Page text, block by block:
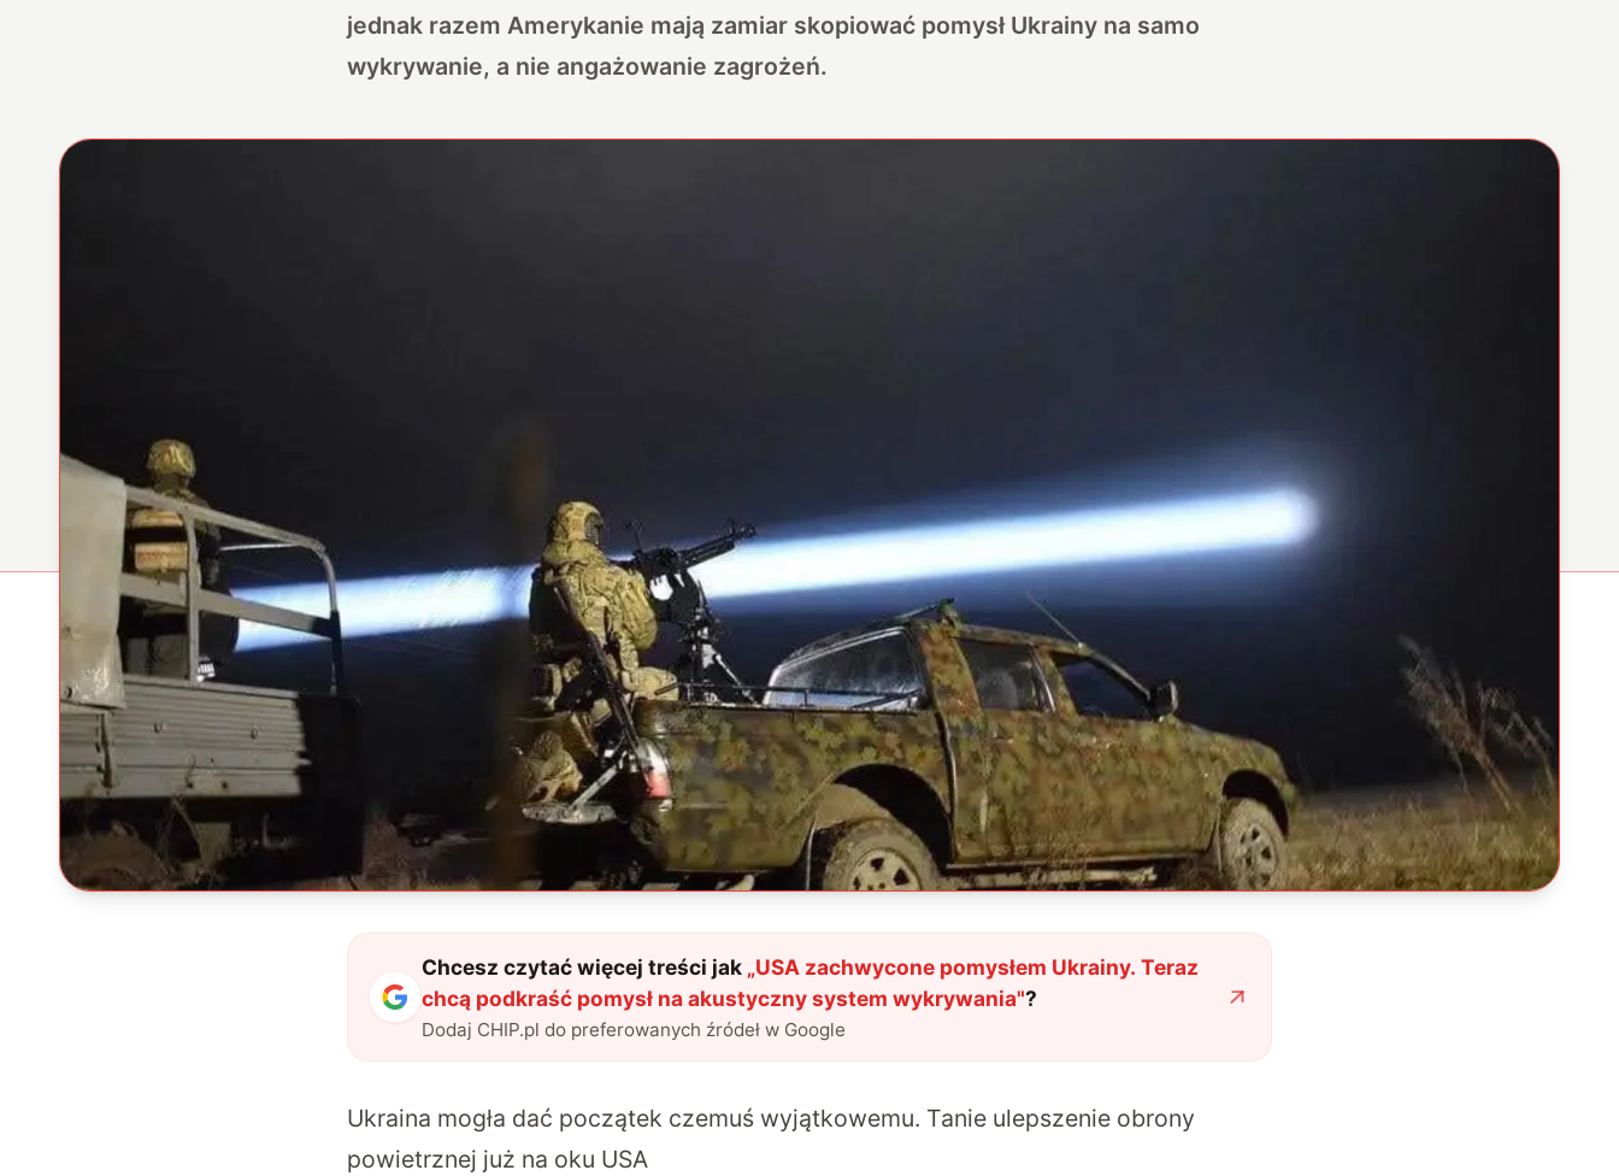
jednak razem Amerykanie mają zamiar skopiować pomysł Ukrainy na samo
wykrywanie, a nie angażowanie zagrożeń.
Chcesz czytać więcej treści jak „USA zachwycone pomysłem Ukrainy. Teraz
chcą podkraść pomysł na akustyczny system wykrywania"?
Dodaj CHIP.pl do preferowanych źródeł w Google
Ukraina mogła dać początek czemuś wyjątkowemu. Tanie ulepszenie obrony
powietrznej już na oku USA